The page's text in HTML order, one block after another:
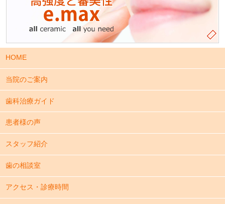
HOME
当院のご案内
歯科治療ガイド
患者様の声
スタッフ紹介
歯の相談室
アクセス・診療時間